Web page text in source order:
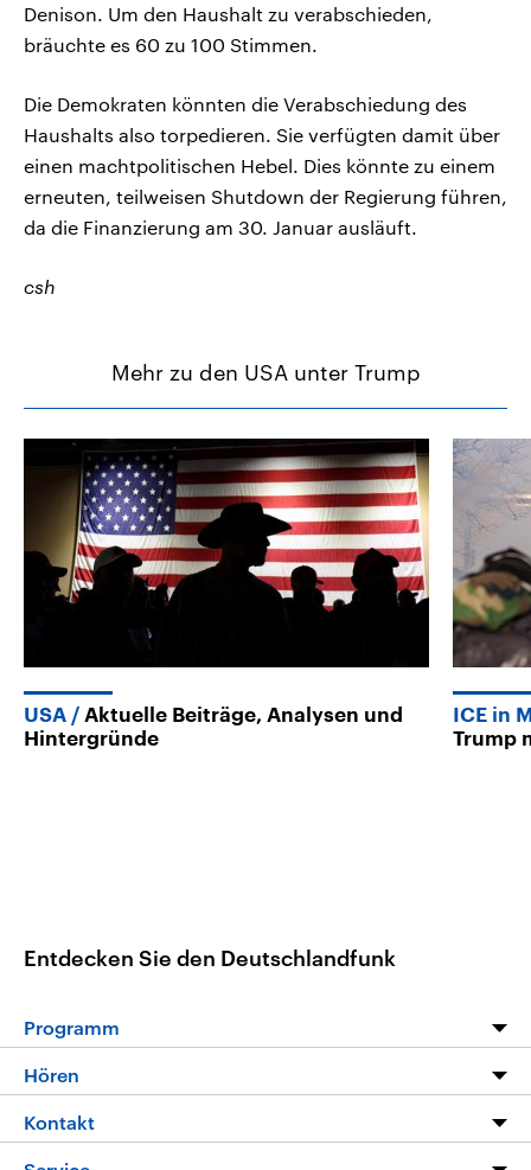
Denison. Um den Haushalt zu verabschieden,
bräuchte es 60 zu 100 Stimmen.
Die Demokraten könnten die Verabschiedung des
Haushalts also torpedieren. Sie verfügten damit über
einen machtpolitischen Hebel. Dies könnte zu einem
erneuten, teilweisen Shutdown der Regierung führen,
da die Finanzierung am 30. Januar ausläuft.
csh
Mehr zu den USA unter Trump
USA
Aktuelle Beiträge, Analysen und
Hintergründe
ICE in
Trump
Entdecken Sie den Deutschlandfunk
Programm
Die Nachrichten
Hören
Livestream
Kontakt